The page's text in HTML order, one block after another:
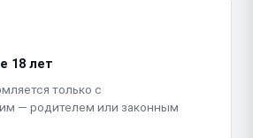
18 лет
только с
— родителем или законным